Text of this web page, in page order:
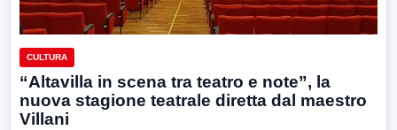
CULTURA
“Altavilla in scena tra teatro e note”, la
nuova stagione teatrale diretta dal maestro
Villani